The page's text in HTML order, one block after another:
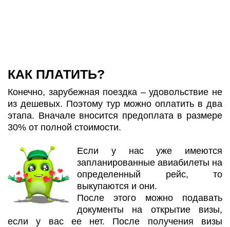
КАК ПЛАТИТЬ?
Конечно, зарубежная поездка – удовольствие не
из дешевых. Поэтому тур можно оплатить в два
этапа. Вначале вносится предоплата в размере
30% от полной стоимости.
Если у нас уже имеются
запланированные авиабилеты на
определенный рейс, то
выкупаются и они.
После этого можно подавать
документы на открытие визы,
если у вас ее нет. После получения визы